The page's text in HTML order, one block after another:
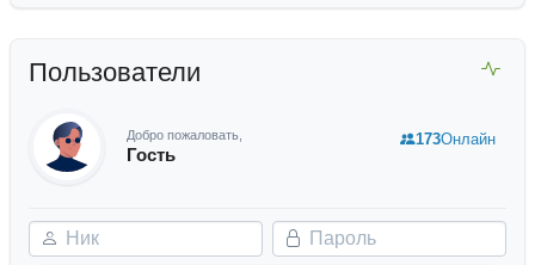
Пользователи
Добро пожаловать,
Гость
Ник Пароль
173Онлайн